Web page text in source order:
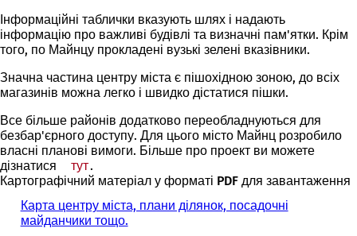
Інформаційні таблички вказують шлях і надають
інформацію про важливі будівлі та визначні пам'ятки. Крім
того, по Майнцу прокладені вузькі зелені вказівники.
Значна частина центру міста є пішохідною зоною, до всіх
магазинів можна легко і швидко дістатися пішки.
Все більше районів додатково переобладнуються для
безбар'єрного доступу. Для цього місто Майнц розробило
власні планові вимоги. Більше про проект ви можете
дізнатися
тут.
Картографічний матеріал у форматі PDF для завантаження
Карта центру міста, плани ділянок, посадочні
майданчики тощо.